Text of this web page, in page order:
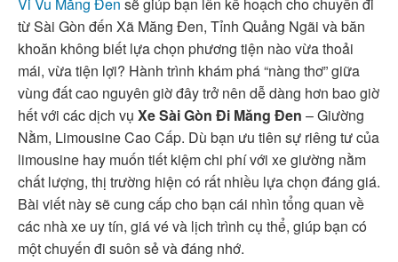
từ Sài Gòn đến Xã Măng Đen, Tỉnh Quảng Ngãi và băn
khoăn không biết lựa chọn phương tiện nào vừa thoải
mái, vừa tiện lợi? Hành trình khám phá “nàng thơ” giữa
vùng đất cao nguyên giờ đây trở nên dễ dàng hơn bao giờ
hết với các dịch vụ Xe Sài Gòn Đi Măng Đen – Giường
Nằm, Limousine Cao Cấp. Dù bạn ưu tiên sự riêng tư của
limousine hay muốn tiết kiệm chi phí với xe giường nằm
chất lượng, thị trường hiện có rất nhiều lựa chọn đáng giá.
Bài viết này sẽ cung cấp cho bạn cái nhìn tổng quan về
các nhà xe uy tín, giá vé và lịch trình cụ thể, giúp bạn có
một chuyến đi suôn sẻ và đáng nhớ.